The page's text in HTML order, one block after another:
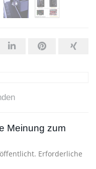
Meinung zum
Erforderliche